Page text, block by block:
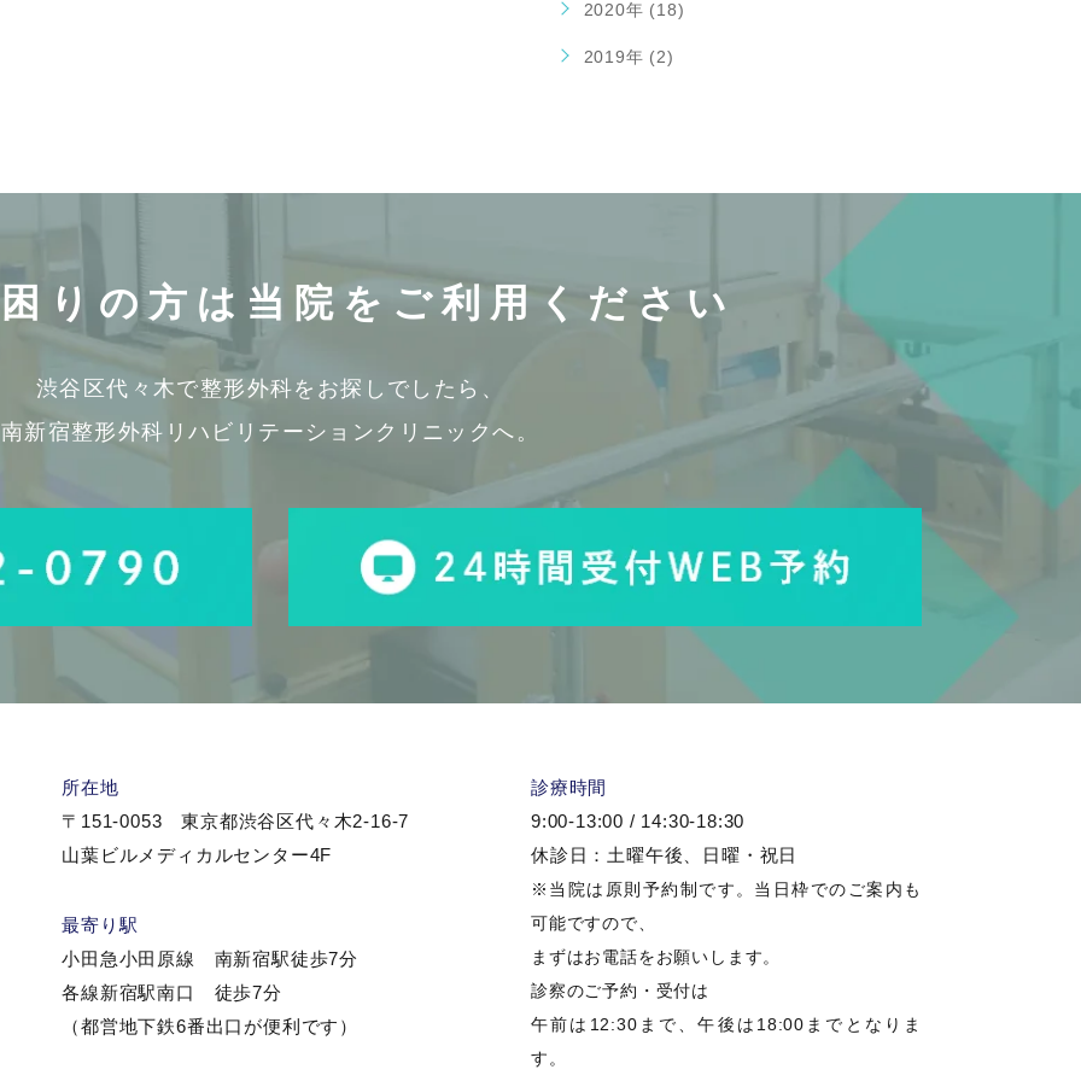
2020年 (18)
2019年 (2)
りの方は 当院をご利用ください
渋谷区代々木で整形外科をお探しでしたら、
南新宿整形外科リハビリテーションクリニックへ。
所在地
〒151-0053 東京都渋谷区代々木2-16-7
山葉ビルメディカルセンター4F
最寄り駅
小田急小田原線 南新宿駅徒歩7分
各線新宿駅南口 徒歩7分
（都営地下鉄6番出口が便利です）
診療時間
9:00-13:00 / 14:30-18:30
休診日：土曜午後、日曜・祝日
※当院は原則予約制です。当日枠でのご案内も
可能ですので、
まずはお電話をお願いします。
診察のご予約・受付は
午前は12:30まで、午後は18:00までとなりま
す。